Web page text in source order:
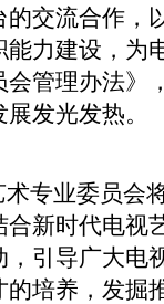
交流合作，
力建设，为
管理办法》
发光发热。
专业委员会
新时代电视
引导广大电
培养，发掘